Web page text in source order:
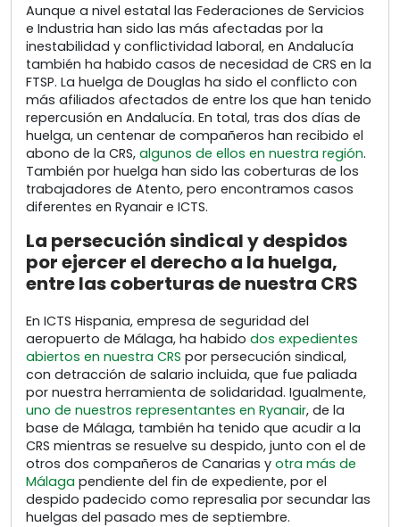
Aunque a nivel estatal las Federaciones de Servicios
e Industria han sido las más afectadas por la
inestabilidad y conflictividad laboral, en Andalucía
también ha habido casos de necesidad de CRS en la
FTSP. La huelga de Douglas ha sido el conflicto con
más afiliados afectados de entre los que han tenido
repercusión en Andalucía. En total, tras dos días de
huelga, un centenar de compañeros han recibido el
abono de la CRS, algunos de ellos en nuestra región.
También por huelga han sido las coberturas de los
trabajadores de Atento, pero encontramos casos
diferentes en Ryanair e ICTS.
La persecución sindical y despidos
por ejercer el derecho a la huelga,
entre las coberturas de nuestra CRS
En ICTS Hispania, empresa de seguridad del
aeropuerto de Málaga, ha habido dos expedientes
abiertos en nuestra CRS por persecución sindical,
con detracción de salario incluida, que fue paliada
por nuestra herramienta de solidaridad. Igualmente,
uno de nuestros representantes en Ryanair, de la
base de Málaga, también ha tenido que acudir a la
CRS mientras se resuelve su despido, junto con el de
otros dos compañeros de Canarias y otra más de
Málaga pendiente del fin de expediente, por el
despido padecido como represalia por secundar las
huelgas del pasado mes de septiembre.